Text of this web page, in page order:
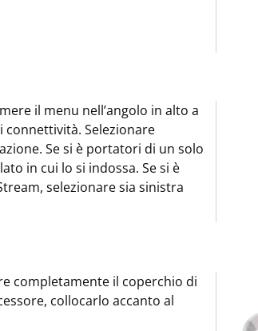
il menu nell’angolo in alto a
Selezionare
Se si è portatori di un solo
in cui lo si indossa. Se si è
selezionare sia sinistra
completamente il coperchio di
collocarlo accanto al